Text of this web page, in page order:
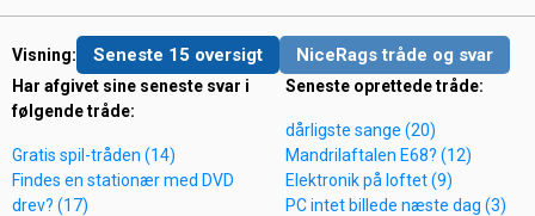
Visning: Seneste 15 oversigt NiceRags tråde og svar
Har afgivet sine seneste svar i
følgende tråde:
Gratis spil-tråden (14)
Findes en stationær med DVD
drev? (17)
Seneste oprettede tråde:
dårligste sange (20)
Mandrilaftalen E68? (12)
Elektronik på loftet (9)
PC intet billede næste dag (3)